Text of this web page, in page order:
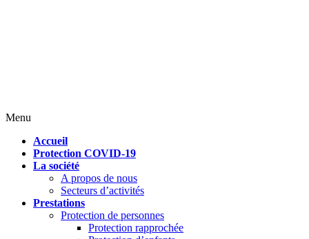
Menu
Accueil
Protection COVID-19
La société
A propos de nous
Secteurs d’activités
Prestations
Protection de personnes
Protection rapprochée